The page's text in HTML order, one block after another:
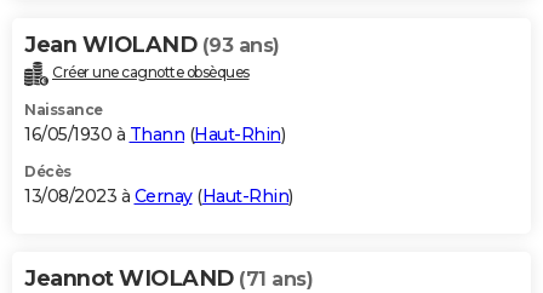
Jean WIOLAND (93 ans)
Créer une cagnotte obsèques
Naissance
16/05/1930 à Thann (Haut-Rhin)
Décès
13/08/2023 à Cernay(Haut-Rhin)
Jeannot WIOLAND (71 ans)